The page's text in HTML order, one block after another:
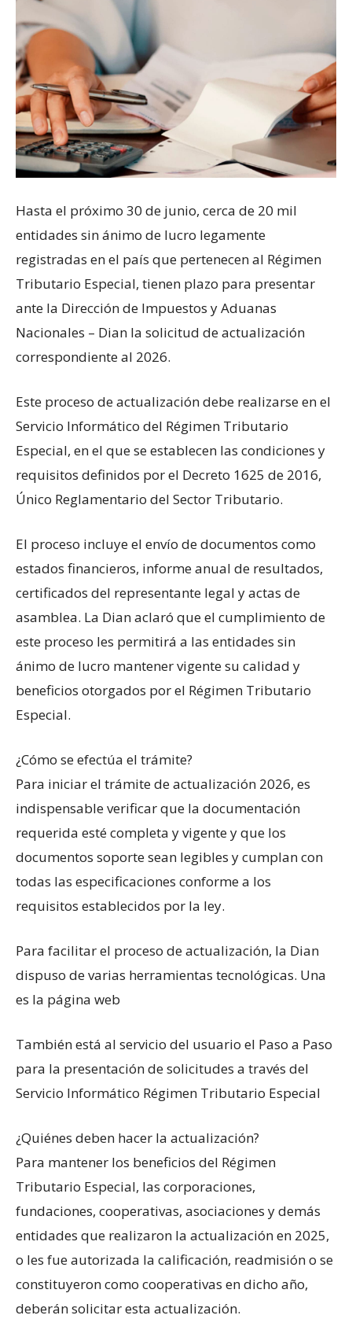
Hasta el próximo 30 de junio, cerca de 20 mil
entidades sin ánimo de lucro legamente
registradas en el país que pertenecen al Régimen
Tributario Especial, tienen plazo para presentar
ante la Dirección de Impuestos y Aduanas
Nacionales – Dian la solicitud de actualización
correspondiente al 2026.​
Este proceso de actualización debe realizarse en el
Servicio Informático del Régimen Tributario
Especial, en el que se establecen las condiciones y
requisitos definidos por el Decreto 1625 de 2016,
Único Reglamentario del Sector Tributario.
El proceso incluye el envío de documentos como
estados financieros, informe anual de resultados,
certificados del representante legal y actas de
asamblea. La Dian aclaró que el cumplimiento de
este proceso les permitirá a las entidades sin
ánimo de lucro mantener vigente su calidad y
beneficios otorgados por el Régimen Tributario
Especial. ​
¿Cómo se efec​túa el trámite?
Para iniciar el trámite de actualización 2026, es
indispensable verificar que la documentación
requerida esté completa y vigente y que los
documentos soporte sean legibles y cumplan con
todas las especificaciones conforme a los
requisitos establecidos por la ley.
Para facilitar el proceso de actualización, la Dian
dispuso de varias herramientas tecnológicas. Una
es la página web
También está al servicio del usuario el Paso a Paso
para la presentación de solicitudes a través del
Servicio Informático Régimen Tributario Especial
​¿Quiénes deb​en hacer la actualización?
Para mantener los beneficios del Régimen
Tributario Especial, las corporaciones,
fundaciones, cooperativas, asociaciones y demás
entidades que realizaron la actualización en 2025,
o les fue autorizada la calificación, readmisión o se
constituyeron como cooperativas en dicho año,
deberán solicitar esta actualización.